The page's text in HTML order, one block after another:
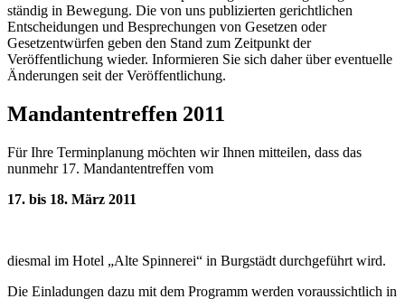
ständig in Bewegung. Die von uns publizierten gerichtlichen
Entscheidungen und Besprechungen von Gesetzen oder
Gesetzentwürfen geben den Stand zum Zeitpunkt der
Veröffentlichung wieder. Informieren Sie sich daher über eventuelle
Änderungen seit der Veröffentlichung.
Mandantentreffen 2011
Für Ihre Terminplanung möchten wir Ihnen mitteilen, dass das
nunmehr 17. Mandantentreffen vom
17. bis 18. März 2011
diesmal im Hotel „Alte Spinnerei“ in Burgstädt durchgeführt wird.
Die Einladungen dazu mit dem Programm werden voraussichtlich in